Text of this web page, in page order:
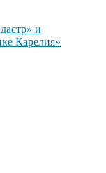
и
Карелия»